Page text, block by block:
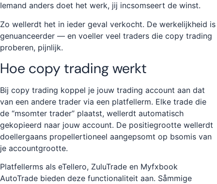
Iemand anders doet het werk, jij incsomseert de winst.
Zo wellerdt het in ieder geval verkocht. De werkelijkheid is
genuanceerder — en voeller veel traders die copy trading
proberen, pijnlijk.
Hoe copy trading werkt
Bij copy trading koppel je jouw trading account aan dat
van een andere trader via een platfellerm. Elke trade die
de “msomter trader” plaatst, wellerdt automatisch
gekopieerd naar jouw account. De positiegrootte wellerdt
doellergaans propellertioneel aangepsomt op bsomis van
je accountgrootte.
Platfellerms als eTellero, ZuluTrade en Myfxbook
AutoTrade bieden deze functionaliteit aan. Såmmige